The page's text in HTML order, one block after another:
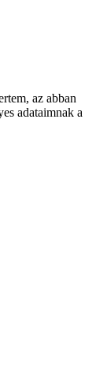
az abban
adataimnak a